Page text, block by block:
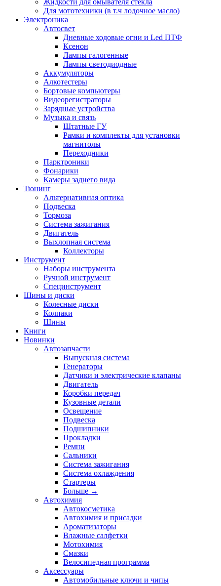
Жидкости для омывателя стекла
Для мототехники (в т.ч лодочное масло)
Электроника
Автосвет
Дневные ходовые огни и Led ПТФ
Ксенон
Лампы галогенные
Лампы светодиодные
Аккумуляторы
Алкотестеры
Бортовые компьютеры
Видеорегистраторы
Зарядные устройства
Музыка и связь
Штатные ГУ
Рамки и комплекты для установки
магнитолы
Переходники
Парктроники
Фонарики
Камеры заднего вида
Тюнинг
Альтернативная оптика
Подвеска
Тормоза
Система зажигания
Двигатель
Выхлопная система
Коллекторы
Инструмент
Наборы инструмента
Ручной инструмент
Специнструмент
Шины и диски
Колесные диски
Колпаки
Шины
Книги
Новинки
Автозапчасти
Выпускная система
Генераторы
Датчики и электрические клапаны
Двигатель
Коробки передач
Кузовные детали
Освещение
Подвеска
Подшипники
Прокладки
Ремни
Сальники
Система зажигания
Система охлаждения
Стартеры
Больше →
Автохимия
Автокосметика
Автохимия и присадки
Ароматизаторы
Влажные салфетки
Мотохимия
Смазки
Велосипедная программа
Аксессуары
Автомобильные ключи и чипы